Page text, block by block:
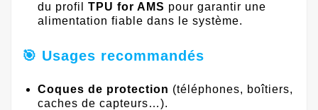
du profil TPU for AMS pour garantir une
alimentation fiable dans le système.
🎯 Usages recommandés
Coques de protection (téléphones, boîtiers,
caches de capteurs…).